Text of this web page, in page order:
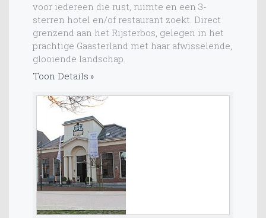
voor iedereen die rust, ruimte en een 3-
sterren hotel en/of restaurant zoekt. Direct
grenzend aan het Rijsterbos, gelegen in het
prachtige Gaasterland met haar afwisselende,
glooiende landschap.
Toon Details